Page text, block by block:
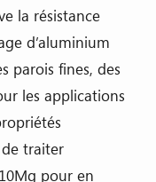
la résistance
d’aluminium
parois fines, des
les applications
traiter
pour en